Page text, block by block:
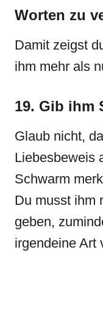
Worten zu
Damit zeigst
ihm mehr als
19. Gib ihm
Glaub nicht,
Liebesbeweis
Schwarm
Du musst ihm
geben,
irgendeine Art